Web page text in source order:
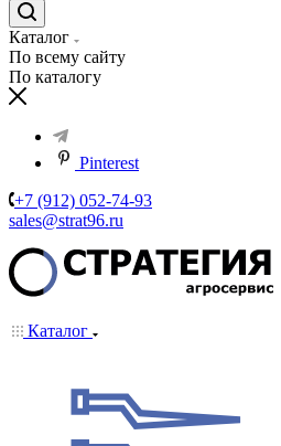
Каталог
По всему сайту
По каталогу
Pinterest
+7 (912) 052-74-93
sales@strat96.ru
Каталог